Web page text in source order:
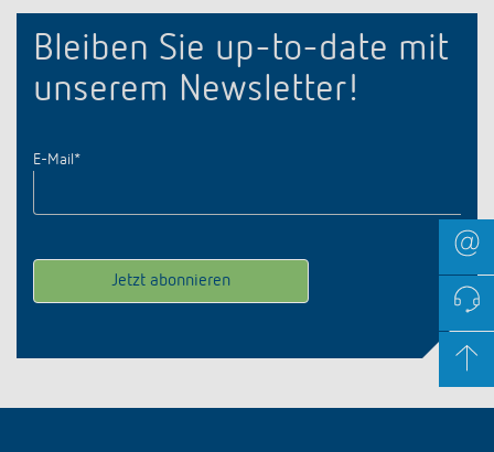
Bleiben Sie up-to-date mit
unserem Newsletter!
E-Mail *